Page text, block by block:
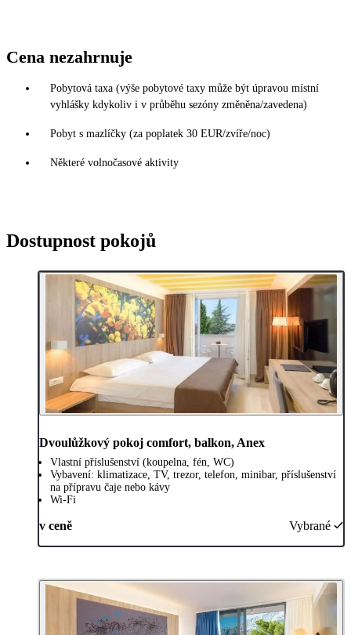
Cena nezahrnuje
Pobytová taxa (výše pobytové taxy může být úpravou místní
vyhlášky kdykoliv i v průběhu sezóny změněna/zavedena)
Pobyt s mazlíčky (za poplatek 30 EUR/zvíře/noc)
Některé volnočasové aktivity
Dostupnost pokojů
Dvoulůžkový pokoj comfort, balkon, Anex
Vlastní příslušenství (koupelna, fén, WC)
Vybavení: klimatizace, TV, trezor, telefon, minibar, příslušenství
na přípravu čaje nebo kávy
Wi-Fi
v ceně Vybrané